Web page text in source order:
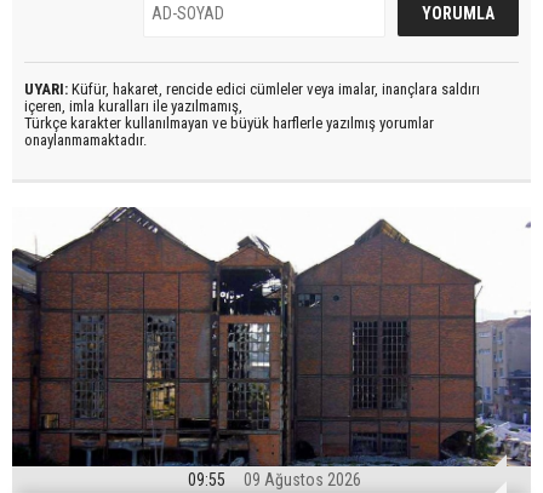
UYARI: Küfür, hakaret, rencide edici cümleler veya imalar, inançlara saldırı
içeren, imla kuralları ile yazılmamış,
Türkçe karakter kullanılmayan ve büyük harflerle yazılmış yorumlar
onaylanmamaktadır.
09:55 09 Ağustos 2026